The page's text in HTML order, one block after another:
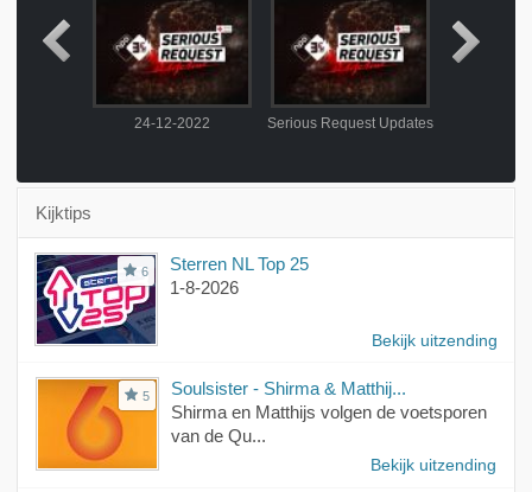
24-12-2022 Serious Request Updates
Kijktips
6
Sterren NL Top 25
1-8-2026
Bekijk uitzending
5
Soulsister - Shirma & Matthij...
Shirma en Matthijs volgen de voetsporen
van de Qu...
Bekijk uitzending